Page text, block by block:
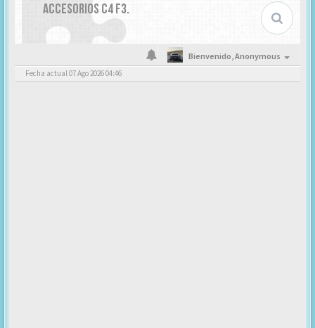
ACCESORIOS C4 F3.
Bienvenido,Anonymous
Fecha actual 07 Ago 2026 04:46